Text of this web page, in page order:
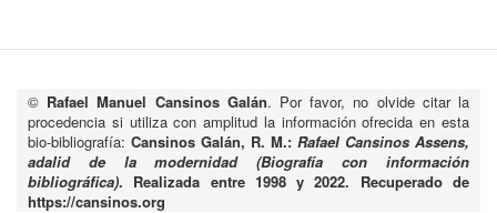
© Rafael Manuel Cansinos Galán. Por favor, no olvide citar la
procedencia si utiliza con amplitud la información ofrecida en esta
bio-bibliografía: Cansinos Galán, R. M.: Rafael Cansinos Assens,
adalid de la modernidad (Biografía con información
bibliográfica). Realizada entre 1998 y 2022. Recuperado de
https://cansinos.org